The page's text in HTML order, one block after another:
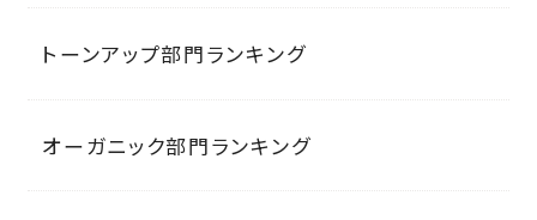
トーンアップ部門ランキング
オーガニック部門ランキング